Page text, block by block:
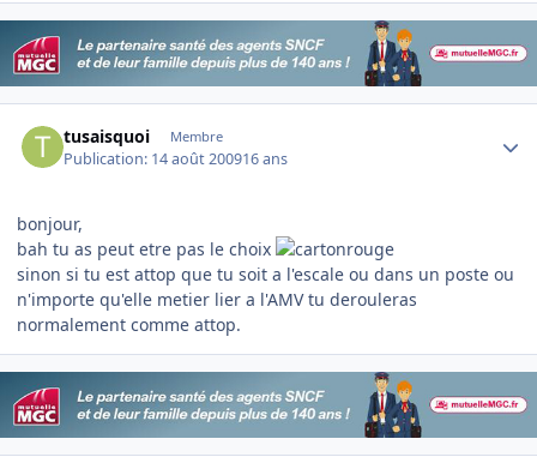
tusaisquoi Membre
Publication: 14 août 200916 ans
bonjour,
bah tu as peut etre pas le choix
sinon si tu est attop que tu soit a l'escale ou dans un poste ou
n'importe qu'elle metier lier a l'AMV tu derouleras
normalement comme attop.